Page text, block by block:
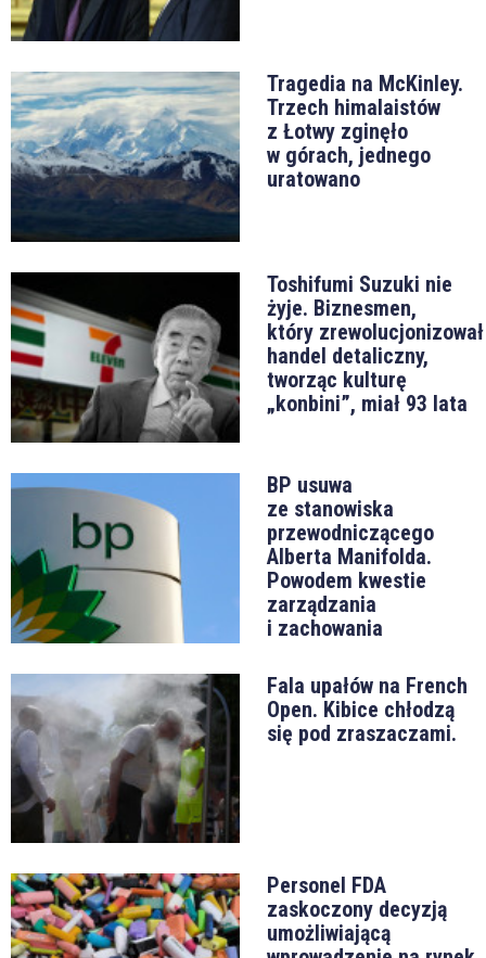
Tragedia na McKinley.
Trzech himalaistów
z Łotwy zginęło
w górach, jednego
uratowano
Toshifumi Suzuki nie
żyje. Biznesmen,
który zrewolucjonizował
handel detaliczny,
tworząc kulturę
„konbini”, miał 93 lata
BP usuwa
ze stanowiska
przewodniczącego
Alberta Manifolda.
Powodem kwestie
zarządzania
i zachowania
Fala upałów na French
Open. Kibice chłodzą
się pod zraszaczami.
Personel FDA
zaskoczony decyzją
umożliwiającą